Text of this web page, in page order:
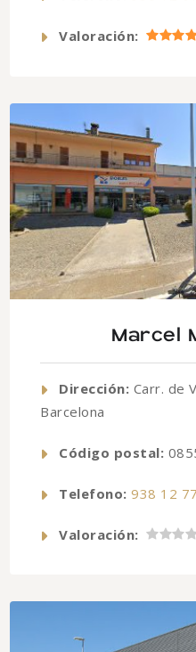
Valoración:
Marcel
Dirección: Carr. de
Barcelona
Código postal:
Telefono: 938 12
Valoración: